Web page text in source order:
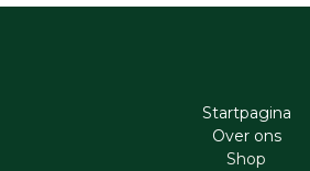
Startpagina
Ove​r​ ons
Shop